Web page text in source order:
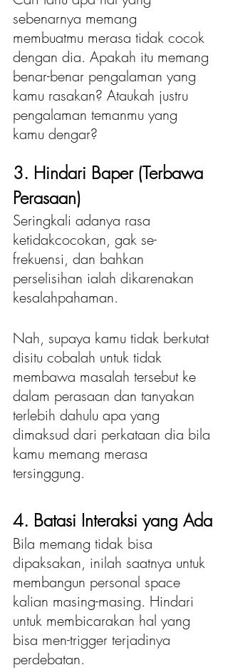
sebenarnya memang
membuatmu merasa tidak cocok
dengan dia. Apakah itu memang
benar-benar pengalaman yang
kamu rasakan? Ataukah justru
pengalaman temanmu yang
kamu dengar?
3. Hindari Baper (Terbawa
Perasaan)
Seringkali adanya rasa
ketidakcocokan, gak se-
frekuensi, dan bahkan
perselisihan ialah dikarenakan
kesalahpahaman.
Nah, supaya kamu tidak berkutat
disitu cobalah untuk tidak
membawa masalah tersebut ke
dalam perasaan dan tanyakan
terlebih dahulu apa yang
dimaksud dari perkataan dia bila
kamu memang merasa
tersinggung.
4. Batasi Interaksi yang Ada
Bila memang tidak bisa
dipaksakan, inilah saatnya untuk
membangun personal space
kalian masing-masing. Hindari
untuk membicarakan hal yang
bisa men-trigger terjadinya
perdebatan.